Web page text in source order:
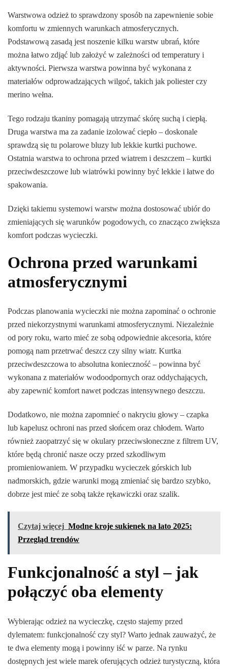
Warstwowa odzież to sprawdzony sposób na zapewnienie sobie
komfortu w zmiennych warunkach atmosferycznych.
Podstawową zasadą jest noszenie kilku warstw ubrań, które
można łatwo zdjąć lub założyć w zależności od temperatury i
aktywności. Pierwsza warstwa powinna być wykonana z
materiałów odprowadzających wilgoć, takich jak poliester czy
merino wełna.
Tego rodzaju tkaniny pomagają utrzymać skórę suchą i ciepłą.
Druga warstwa ma za zadanie izolować ciepło – doskonale
sprawdzą się tu polarowe bluzy lub lekkie kurtki puchowe.
Ostatnia warstwa to ochrona przed wiatrem i deszczem – kurtki
przeciwdeszczowe lub wiatrówki powinny być lekkie i łatwe do
spakowania.
Dzięki takiemu systemowi warstw można dostosować ubiór do
zmieniających się warunków pogodowych, co znacząco zwiększa
komfort podczas wycieczki.
Ochrona przed warunkami
atmosferycznymi
Podczas planowania wycieczki nie można zapominać o ochronie
przed niekorzystnymi warunkami atmosferycznymi. Niezależnie
od pory roku, warto mieć ze sobą odpowiednie akcesoria, które
pomogą nam przetrwać deszcz czy silny wiatr. Kurtka
przeciwdeszczowa to absolutna konieczność – powinna być
wykonana z materiałów wodoodpornych oraz oddychających,
aby zapewnić komfort nawet podczas intensywnego deszczu.
Dodatkowo, nie można zapomnieć o nakryciu głowy – czapka
lub kapelusz ochroni nas przed słońcem oraz chłodem. Warto
również zaopatrzyć się w okulary przeciwsłoneczne z filtrem UV,
które będą chronić nasze oczy przed szkodliwym
promieniowaniem. W przypadku wycieczek górskich lub
nadmorskich, gdzie warunki mogą zmieniać się bardzo szybko,
dobrze jest mieć ze sobą także rękawiczki oraz szalik.
Czytaj więcej Modne kroje sukienek na lato 2025:
Przegląd trendów
Funkcjonalność a styl – jak
połączyć oba elementy
Wybierając odzież na wycieczkę, często stajemy przed
dylematem: funkcjonalność czy styl? Warto jednak zauważyć, że
te dwa elementy mogą i powinny iść w parze. Na rynku
dostępnych jest wiele marek oferujących odzież turystyczną, która